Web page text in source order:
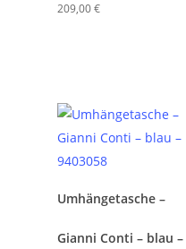
209,00€
Umhängetasche –
Gianni Conti – blau –